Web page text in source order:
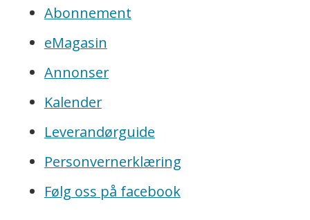
Abonnement
eMagasin
Annonser
Kalender
Leverandørguide
Personvernerklæring
Følg oss på facebook